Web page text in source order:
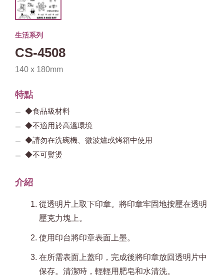
生活系列
CS-4508
140 x 180mm
特點
◆食品級材料
◆不適用於高溫環境
◆請勿在洗碗機、微波爐或烤箱中使用
◆不可熨燙
介紹
從透明片上取下印章。將印章牢固地按壓在透明
壓克力塊上。
使用印台將印章表面上墨。
在所需表面上蓋印，完成後將印章放回透明片中
保存。清潔時，輕輕用肥皂和水清洗。